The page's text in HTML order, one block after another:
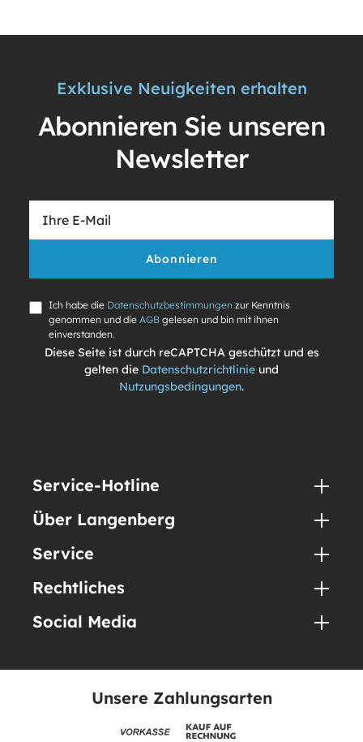
Exklusive Neuigkeiten erhalten
Abonnieren Sie unseren
Newsletter
Abonnieren
Ich habe die Datenschutzbestimmungen zur Kenntnis
genommen und die AGB gelesen und bin mit ihnen
einverstanden.
Diese Seite ist durch reCAPTCHA geschützt und es
gelten die Datenschutzrichtlinie und
Nutzungsbedingungen.
Service-Hotline
Über Langenberg
Service
Rechtliches
Social Media
Unsere Zahlungsarten